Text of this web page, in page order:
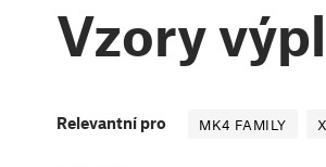
Vzory
Relevantní pro MK4 FAMILY